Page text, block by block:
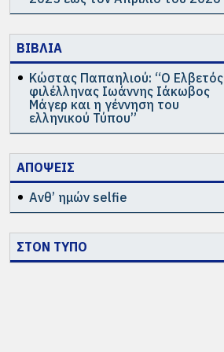
ΒΙΒΛΙΑ
Κώστας Παπαηλιού: “Ο Ελβετός
φιλέλληνας Ιωάννης Ιάκωβος
Μάγερ και η γέννηση του
ελληνικού Τύπου”
ΑΠΟΨΕΙΣ
Ανθ’ ημών selfie
ΣΤΟΝ ΤΥΠΟ